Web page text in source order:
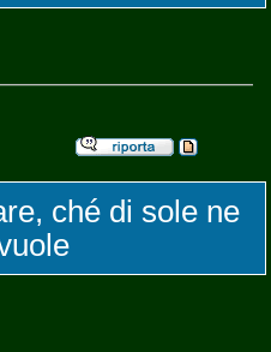
ché di sole ne